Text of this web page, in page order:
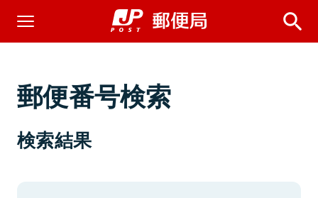
郵便番号検索
検索結果